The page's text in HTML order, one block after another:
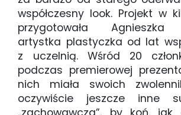
współczesny look. Projekt w
przygotowała Agnieszka
artystka plastyczka od lat
z uczelnią. Wśród 20
podczas premierowej
nich miała swoich
oczywiście jeszcze inne